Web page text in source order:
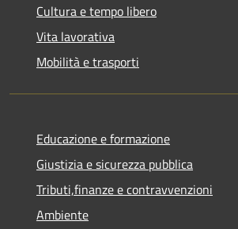
Cultura e tempo libero
Vita lavorativa
Mobilità e trasporti
Educazione e formazione
Giustizia e sicurezza pubblica
Tributi,finanze e contravvenzioni
Ambiente